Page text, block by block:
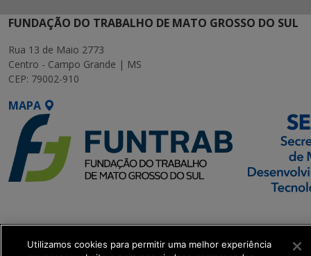
FUNDAÇÃO DO TRABALHO DE MATO GROSSO DO SUL
Rua 13 de Maio 2773
Centro - Campo Grande | MS
CEP: 79002-910
MAPA
Executiva de
Transformação Digital
Utilizamos cookies para permitir uma melhor experiência